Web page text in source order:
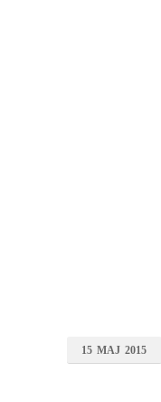
15 MAJ 2015